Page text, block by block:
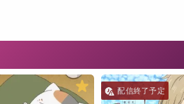
配信終了予定